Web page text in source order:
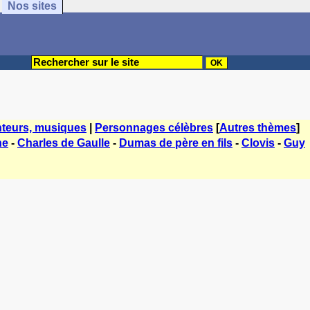
Nos sites
musiques Personnages célèbres [Autres thèmes]
- Charles de Gaulle - Dumas de père en fils - Clovis - Guy